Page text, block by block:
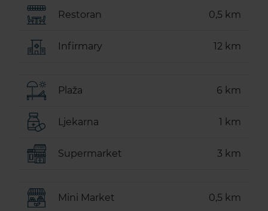
Restoran 0,5 km
Infirmary 12 km
Plaža 6 km
Ljekarna 1 km
Supermarket 3 km
Mini Market 0,5 km